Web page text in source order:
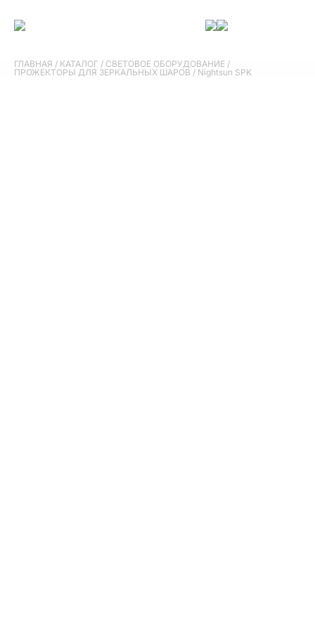
ГЛАВНАЯ / КАТАЛОГ / СВЕТОВОЕ ОБОРУДОВАНИЕ /
ПРОЖЕКТОРЫ ДЛЯ ЗЕРКАЛЬНЫХ ШАРОВ / Nightsun SPK